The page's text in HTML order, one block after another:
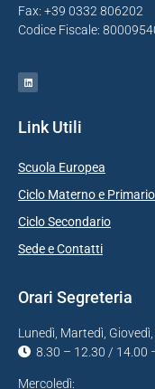
Fax: +39 0332 806202
Codice Fiscale:
Link Utili
Scuola Europea
Ciclo Materno e Primario
Ciclo Secondario
Sede e Contatti
Orari Segreteria
Lunedì, Martedì,
8.30 – 12.30 / 14.00
Mercoledì: